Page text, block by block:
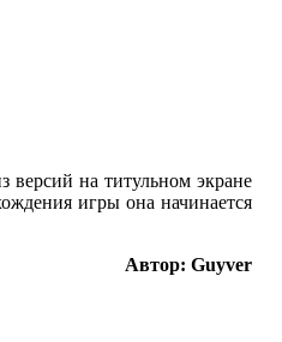
на титульном экране
игры она начинается
Автор: Guyver